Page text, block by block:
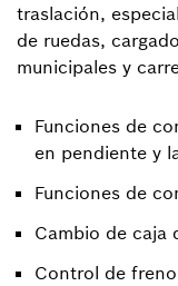
traslación,
de ruedas,
municipales y
Funciones de
en pendiente y
Funciones de
Cambio de caja
Control de